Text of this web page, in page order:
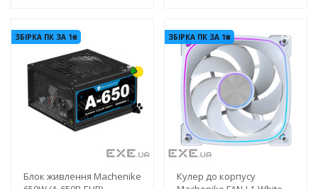
ЗБІРКА ПК ЗА 1₴
Блок живлення Machenike
ЗБІРКА ПК ЗА 1₴ -3%
Кулер до корпусу